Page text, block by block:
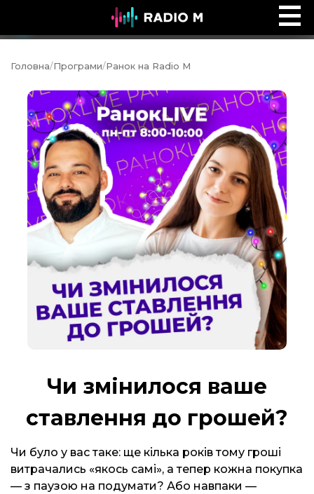
ПОЧУЙ
Головна/Програми/Ранок на Radio M
Чи змінилося ваше
ставлення до грошей?
Чи було у вас таке: ще кілька років тому гроші
витрачались «якось самі», а тепер кожна покупка
— з паузою на подумати? Або навпаки —